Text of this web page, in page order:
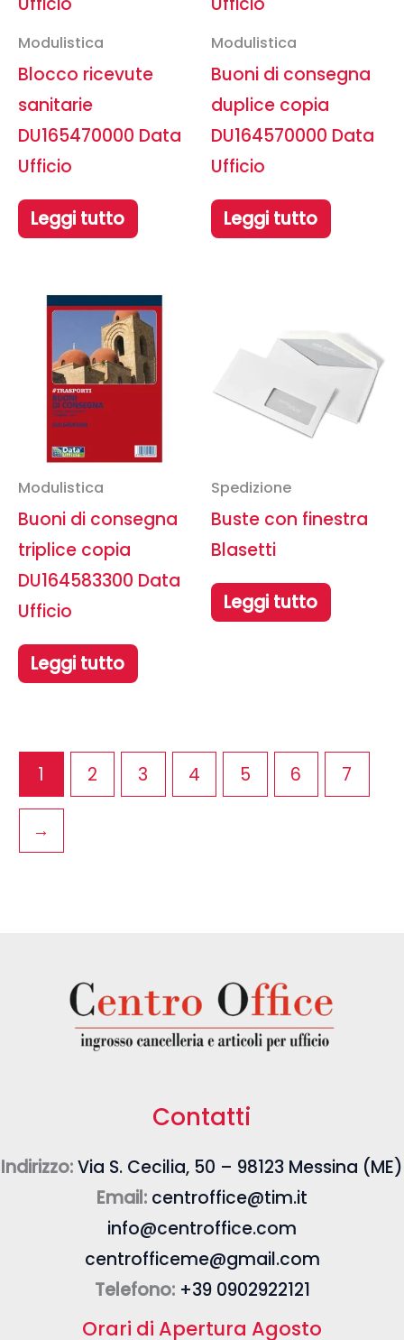
Modulistica
Blocco ricevute
sanitarie
DU165470000 Data
Ufficio
Leggi tutto
Modulistica
Buoni di consegna
duplice copia
DU164570000 Data
Ufficio
Leggi tutto
Modulistica
Buoni di consegna
triplice copia
DU164583300 Data
Ufficio
Leggi tutto
Spedizione
Buste con finestra
Blasetti
Leggi tutto
1 2 3 4 5 6 7
→
Contatti
Indirizzo:Via S. Cecilia, 50 – 98123 Messina (ME)
Email: centroffice@tim.it
info@centroffice.com
centrofficeme@gmail.com
Telefono: +39 0902922121
Orari di Apertura Agosto